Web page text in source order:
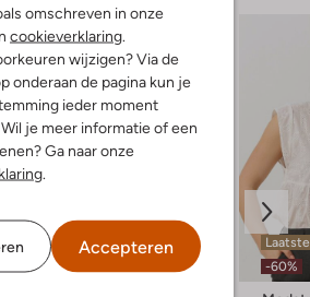
omschreven in onze
cookieverklaring.
wijzigen? Via de
onderaan de pagina kun je
ieder moment
je meer informatie of een
Ga naar onze
.
Accepteren
-60%